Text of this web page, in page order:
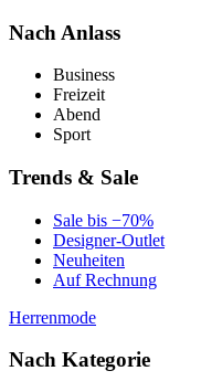
Nach Anlass
Business
Freizeit
Abend
Sport
Trends & Sale
Sale bis −70%
Designer-Outlet
Neuheiten
Auf Rechnung
Herrenmode
Nach Kategorie